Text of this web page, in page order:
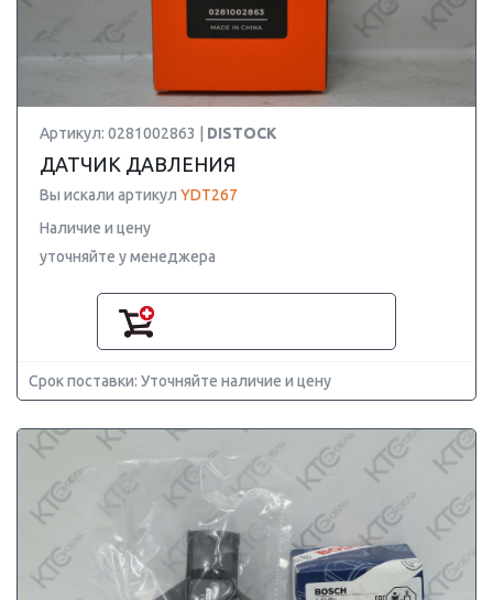
Артикул: 0281002863 | DISTOCK
ДАТЧИК ДАВЛЕНИЯ
Вы искали артикул YDT267
Наличие и цену
уточняйте у менеджера
Срок поставки: Уточняйте наличие и цену